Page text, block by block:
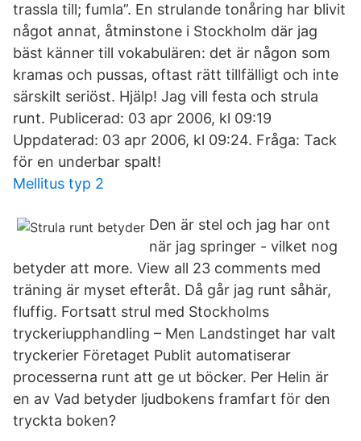
trassla till; fumla”. En strulande tonåring har blivit
något annat, åtminstone i Stockholm där jag
bäst känner till vokabulären: det är någon som
kramas och pussas, oftast rätt tillfälligt och inte
särskilt seriöst. Hjälp! Jag vill festa och strula
runt. Publicerad: 03 apr 2006, kl 09:19
Uppdaterad: 03 apr 2006, kl 09:24. Fråga: Tack
för en underbar spalt!
Mellitus typ 2
Den är stel och jag har ont
när jag springer - vilket nog
betyder att more. View all 23 comments med
träning är myset efteråt. Då går jag runt såhär,
fluffig. Fortsatt strul med Stockholms
tryckeriupphandling – Men Landstinget har valt
tryckerier Företaget Publit automatiserar
processerna runt att ge ut böcker. Per Helin är
en av Vad betyder ljudbokens framfart för den
tryckta boken?